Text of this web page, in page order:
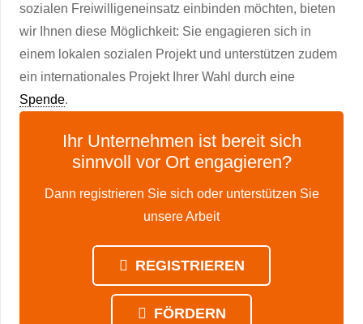
sozialen Freiwilligeneinsatz einbinden möchten, bieten
wir Ihnen diese Möglichkeit: Sie engagieren sich in
einem lokalen sozialen Projekt und unterstützen zudem
ein internationales Projekt Ihrer Wahl durch eine
Spende.
Ihr Unternehmen ist bereit sich
sinnvoll vor Ort engagieren?
Dann registrieren Sie sich oder unterstützen Sie
unsere Arbeit
REGISTRIEREN
FÖRDERN